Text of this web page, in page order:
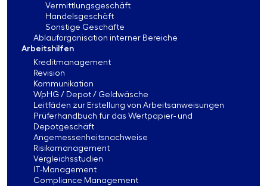
Vermittlungsgeschäft
Handelsgeschäft
Sonstige Geschäfte
Ablauforganisation interner Bereiche
Arbeitshilfen
Kreditmanagement
Revision
Kommunikation
WpHG / Depot / Geldwäsche
Leitfäden zur Erstellung von Arbeitsanweisungen
Prüferhandbuch für das Wertpapier- und
Depotgeschäft
Angemessenheitsnachweise
Risikomanagement
Vergleichsstudien
IT-Management
Compliance Management